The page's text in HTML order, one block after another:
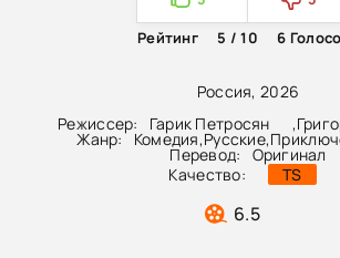
Россия, 2026
Режиссер:
Гарик Петросян ,
Жанр: Комедия,Русские,
Перевод:
Оригинал
Качество:
TS
6.5
Рейтинг
5 / 10 6